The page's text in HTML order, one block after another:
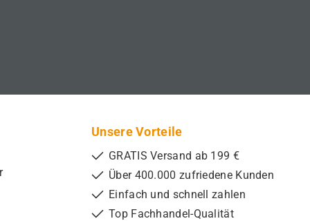
Unsere Vorteile
GRATIS Versand ab 199 €
Über 400.000 zufriedene Kunden
Einfach und schnell zahlen
Top Fachhandel-Qualität